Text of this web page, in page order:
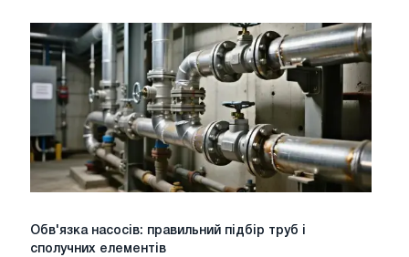
клейм
по
металу
Обв'язка
Обв'язка насосів: правильний підбір труб і
сполучних елементів